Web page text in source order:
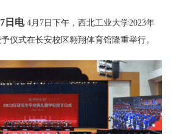
7 日电 4月7日下午，西北工业大学2023年
仪式在长安校区翱翔体育馆隆重举行。